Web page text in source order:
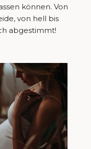
können. Von
von hell bis
abgestimmt!